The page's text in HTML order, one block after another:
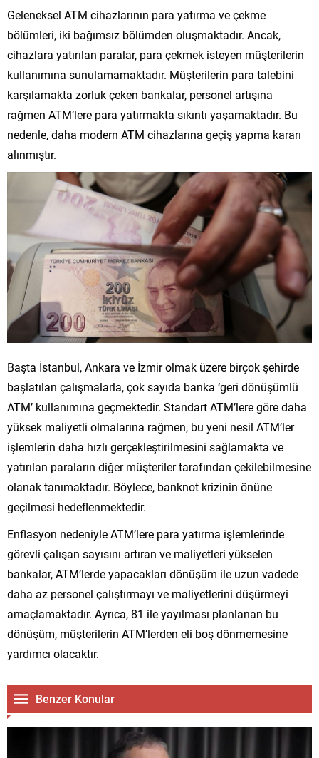
Geleneksel ATM cihazlarının para yatırma ve çekme
bölümleri, iki bağımsız bölümden oluşmaktadır. Ancak,
cihazlara yatırılan paralar, para çekmek isteyen müşterilerin
kullanımına sunulamamaktadır. Müşterilerin para talebini
karşılamakta zorluk çeken bankalar, personel artışına
rağmen ATM’lere para yatırmakta sıkıntı yaşamaktadır. Bu
nedenle, daha modern ATM cihazlarına geçiş yapma kararı
alınmıştır.
Başta İstanbul, Ankara ve İzmir olmak üzere birçok şehirde
başlatılan çalışmalarla, çok sayıda banka ‘geri dönüşümlü
ATM’ kullanımına geçmektedir. Standart ATM’lere göre daha
yüksek maliyetli olmalarına rağmen, bu yeni nesil ATM’ler
işlemlerin daha hızlı gerçekleştirilmesini sağlamakta ve
yatırılan paraların diğer müşteriler tarafından çekilebilmesine
olanak tanımaktadır. Böylece, banknot krizinin önüne
geçilmesi hedeflenmektedir.
Enflasyon nedeniyle ATM’lere para yatırma işlemlerinde
görevli çalışan sayısını artıran ve maliyetleri yükselen
bankalar, ATM’lerde yapacakları dönüşüm ile uzun vadede
daha az personel çalıştırmayı ve maliyetlerini düşürmeyi
amaçlamaktadır. Ayrıca, 81 ile yayılması planlanan bu
dönüşüm, müşterilerin ATM’lerden eli boş dönmemesine
yardımcı olacaktır.
Benzer Konular